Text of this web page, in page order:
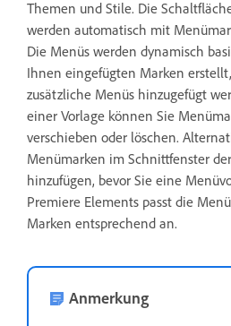
Themen und Stile. Die
werden automatisch mit
Die Menüs werden dynamisch
Ihnen eingefügten Marken
zusätzliche Menüs hinzugefügt
einer Vorlage können Sie
verschieben oder löschen.
Menümarken im Schnittfenster
hinzufügen, bevor Sie eine
Premiere Elements passt die
Marken entsprechend an.
Anmerkung